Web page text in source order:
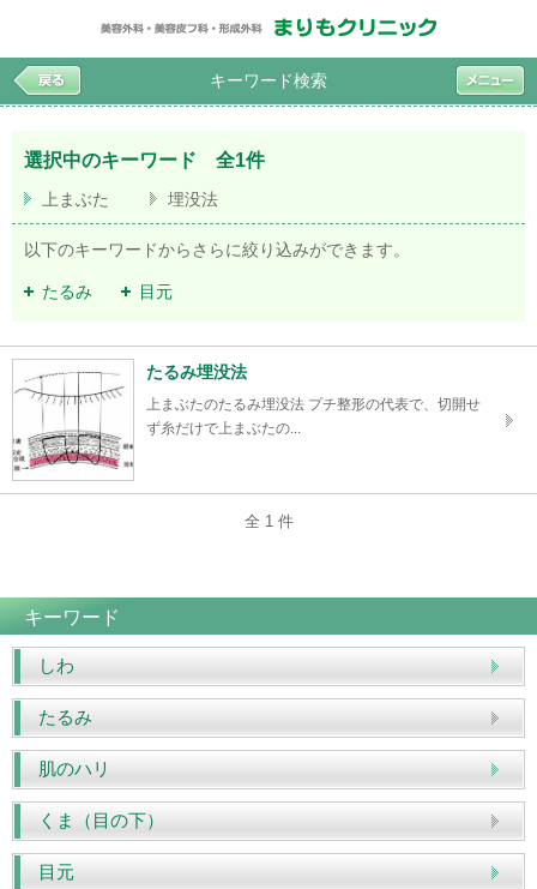
キーワード検索
選択中のキーワード 全1件
上まぶた 埋没法
以下のキーワードからさらに絞り込みができます。
たるみ 目元
たるみ埋没法
上まぶたのたるみ埋没法 プチ整形の代表で、切開せ
ず糸だけで上まぶたの...
全 1 件
キーワード
しわ
たるみ
肌のハリ
くま（目の下）
目元